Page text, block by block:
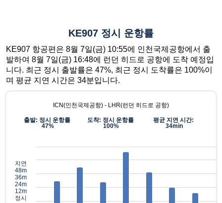
KE907 정시 운항률
KE907 항공편은 8월 7일(금) 10:55에 인천국제공항에서 출
발하여 8월 7일(금) 16:48에 런던 히드로 공항에 도착 예정입
니다. 최근 정시 출발률은 47%, 최근 정시 도착률은 100%이
며 평균 지연 시간은 34분입니다.
ICN(인천국제공항) - LHR(런던 히드로 공항)
출발: 정시 운항률
47%
도착: 정시 운항률
100%
평균 지연 시간:
34min
지연
48m
36m
24m
12m
정시